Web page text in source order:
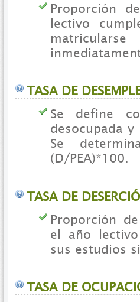
Proporción
lectivo
TASA DE
Se define
desocupada
Se
(D/PEA)*100.
TASA DE
Proporción
el año
sus estudios
TASA DE